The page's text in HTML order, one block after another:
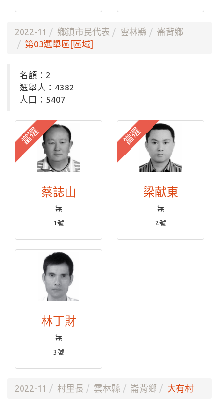
2022-11 鄉鎮市民代表 雲林縣
崙背鄉
第03選舉區[區域]
名額：2
選舉人：4382
人口：5407
當選
蔡誌山
無
1號
當選
梁献東
無
2號
林丁財
無
3號
2022-11 村里長 雲林縣 崙背鄉 大有村